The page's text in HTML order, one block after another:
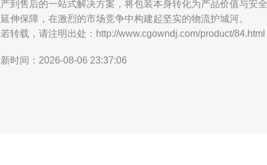
到售后的一站式解决方案，将包装本身转化为产品价值与安全
伸保障，在激烈的市场竞争中构建起坚实的物流护城河。
转载，请注明出处：http://www.cgowndj.com/product/84.html
时间：2026-08-06 23:37:06